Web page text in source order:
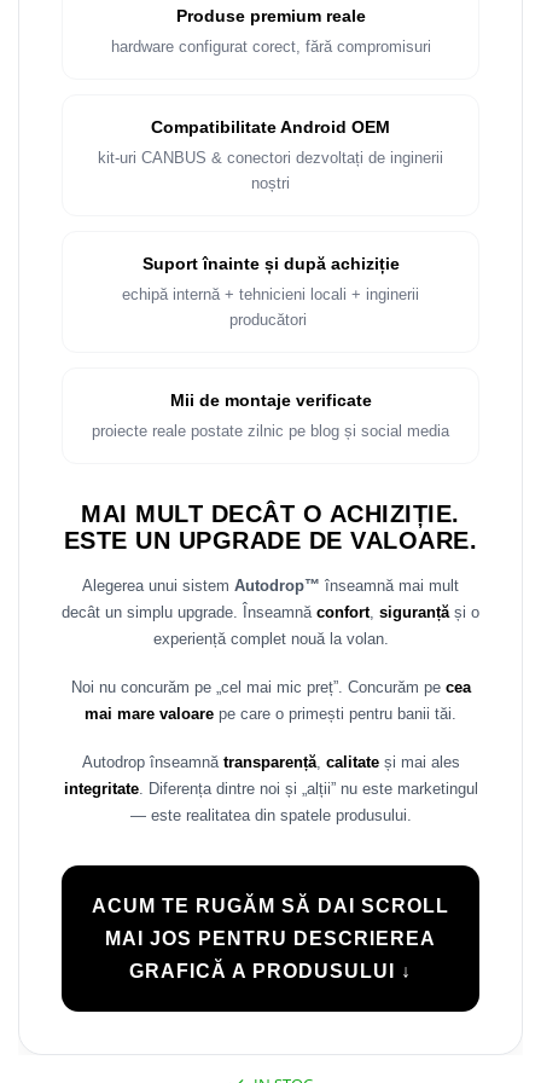
Rame adaptoare Dacia
Rame adaptoare BMW
Rame adaptoare Volvo
Rame Adaptoare Porsche
Rame adaptoare Citroen
Rame adaptoare Mazda
Rame adaptoare Kia
Rame adaptoare Nissan
Rame adaptoare Hyundai
Rame adaptoare Chevrolet
Rame adaptoare Mitsubishi
Produse premium reale
hardware configurat corect, fără compromisuri
Compatibilitate Android OEM
kit-uri CANBUS & conectori dezvoltați de inginerii
noștri
Suport înainte și după achiziție
echipă internă + tehnicieni locali + inginerii
producători
Mii de montaje verificate
proiecte reale postate zilnic pe blog și social media
MAI MULT DECÂT O ACHIZIȚIE.
ESTE UN UPGRADE DE VALOARE.
Alegerea unui sistem Autodrop™ înseamnă mai mult
decât un simplu upgrade. Înseamnă confort, siguranțăși o
experiență complet nouă la volan.
Noi nu concurăm pe „cel mai mic preț”. Concurăm pe cea
mai mare valoare pe care o primești pentru banii tăi.
Autodrop înseamnă transparență, calitateși mai ales
integritate. Diferența dintre noi și „alții” nu este marketingul
— este realitatea din spatele produsului.
ACUM TE RUGĂM SĂ DAI SCROLL
MAI JOS PENTRU DESCRIEREA
GRAFICĂ A PRODUSULUI ↓